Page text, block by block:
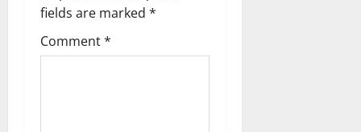
a
t
fields are marked *
Comment*